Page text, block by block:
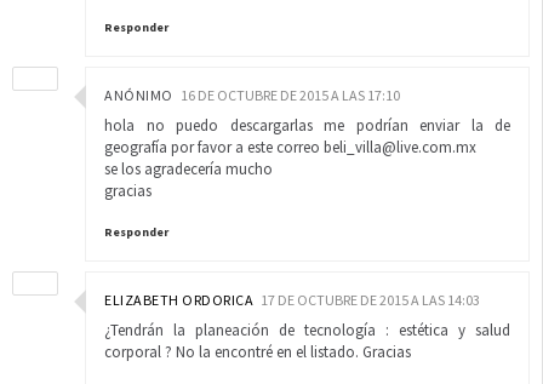
Responder
ANÓNIMO 16 DE OCTUBRE DE 2015 A LAS 17:10
hola no puedo descargarlas me podrían enviar la de
geografía por favor a este correo beli_villa@live.com.mx
se los agradecería mucho
gracias
Responder
ELIZABETH ORDORICA 17 DE OCTUBRE DE 2015 A LAS 14:03
¿Tendrán la planeación de tecnología : estética y salud
corporal ? No la encontré en el listado. Gracias